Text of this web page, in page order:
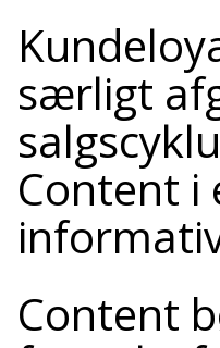
særligt
Content i
Content